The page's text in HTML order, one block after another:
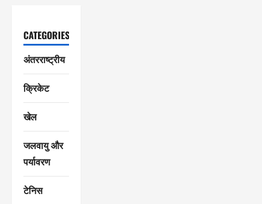
CATEGORIES
अंतरराष्ट्रीय
क्रिकेट
खेल
जलवायु और
पर्यावरण
टेनिस